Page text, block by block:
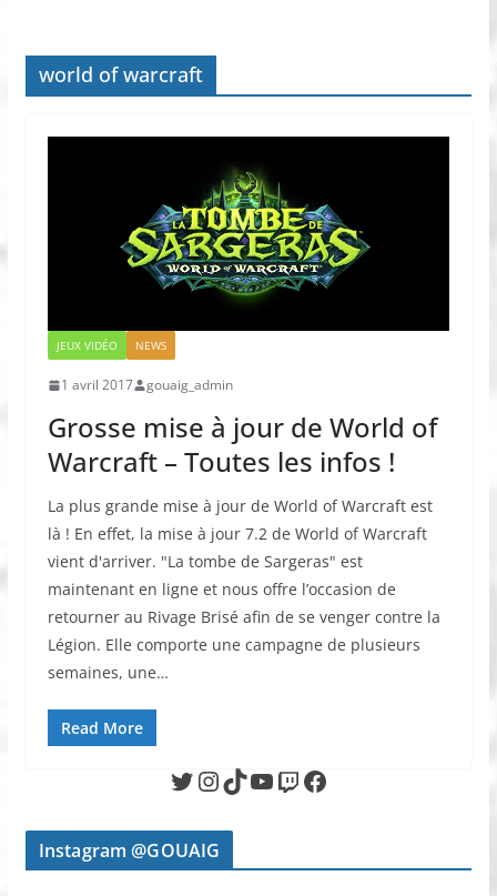
world of warcraft
JEUX VIDÉO NEWS
1 avril 2017 gouaig_admin
Grosse mise à jour de World of
Warcraft – Toutes les infos !
La plus grande mise à jour de World of Warcraft est
là ! En effet, la mise à jour 7.2 de World of Warcraft
vient d'arriver. "La tombe de Sargeras" est
maintenant en ligne et nous offre l’occasion de
retourner au Rivage Brisé afin de se venger contre la
Légion. Elle comporte une campagne de plusieurs
semaines, une…
Read More
Twitter InstagramTikTok YouTube Twitch Facebook
Instagram @GOUAIG